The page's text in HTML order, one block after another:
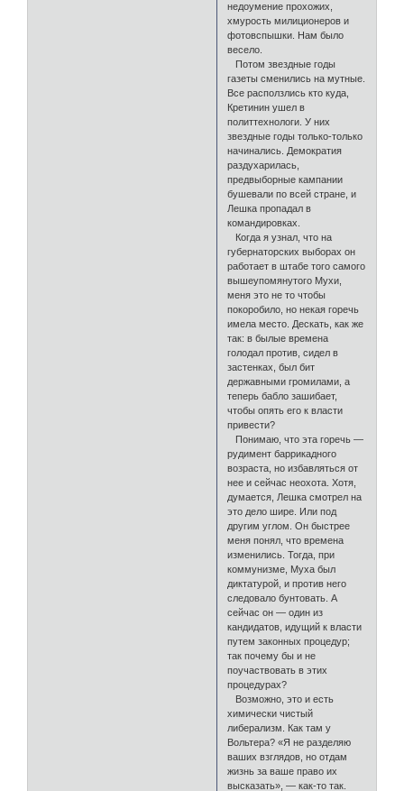
недоумение прохожих,
хмурость милиционеров и
фотовспышки. Нам было
весело.
Потом звездные годы
газеты сменились на мутные.
Все расползлись кто куда,
Кретинин ушел в
политтехнологи. У них
звездные годы только-только
начинались. Демократия
раздухарилась,
предвыборные кампании
бушевали по всей стране, и
Лешка пропадал в
командировках.
Когда я узнал, что на
губернаторских выборах он
работает в штабе того самого
вышеупомянутого Мухи,
меня это не то чтобы
покоробило, но некая горечь
имела место. Дескать, как же
так: в былые времена
голодал против, сидел в
застенках, был бит
державными громилами, а
теперь бабло зашибает,
чтобы опять его к власти
привести?
Понимаю, что эта горечь —
рудимент баррикадного
возраста, но избавляться от
нее и сейчас неохота. Хотя,
думается, Лешка смотрел на
это дело шире. Или под
другим углом. Он быстрее
меня понял, что времена
изменились. Тогда, при
коммунизме, Муха был
диктатурой, и против него
следовало бунтовать. А
сейчас он — один из
кандидатов, идущий к власти
путем законных процедур;
так почему бы и не
поучаствовать в этих
процедурах?
Возможно, это и есть
химически чистый
либерализм. Как там у
Вольтера? «Я не разделяю
ваших взглядов, но отдам
жизнь за ваше право их
высказать», — как-то так.